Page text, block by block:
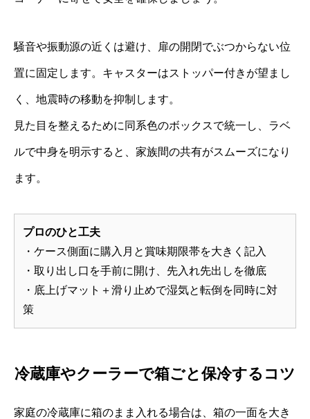
騒音や振動源の近くは避け、扉の開閉でぶつからない位
置に固定します。キャスターはストッパー付きが望まし
く、地震時の移動を抑制します。
見た目を整えるために同系色のボックスで統一し、ラベ
ルで中身を明示すると、家族間の共有がスムーズになり
ます。
プロのひと工夫
・ケース側面に購入月と賞味期限帯を大きく記入
・取り出し口を手前に開け、先入れ先出しを徹底
・底上げマット＋滑り止めで湿気と転倒を同時に対
策
冷蔵庫やクーラーで箱ごと保冷するコツ
家庭の冷蔵庫に箱のまま入れる場合は、箱の一面を大き